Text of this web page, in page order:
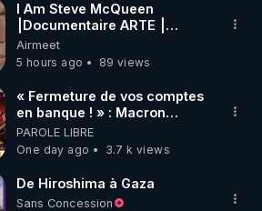
I Am Steve McQueen
⎮Documentaire ARTE ⎮
Cinema
Airmeet
5 hours ago
89 views
« Fermeture de vos comptes
en banque ! » : Macron
impose une loi folle !
PAROLE LIBRE
One day ago
3.7 k views
De Hiroshima à Gaza
Sans Concession